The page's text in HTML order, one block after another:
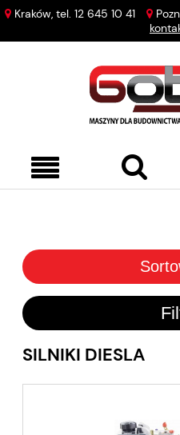
Kraków, tel. 12 645 10 41
SILNIKI DIESLA